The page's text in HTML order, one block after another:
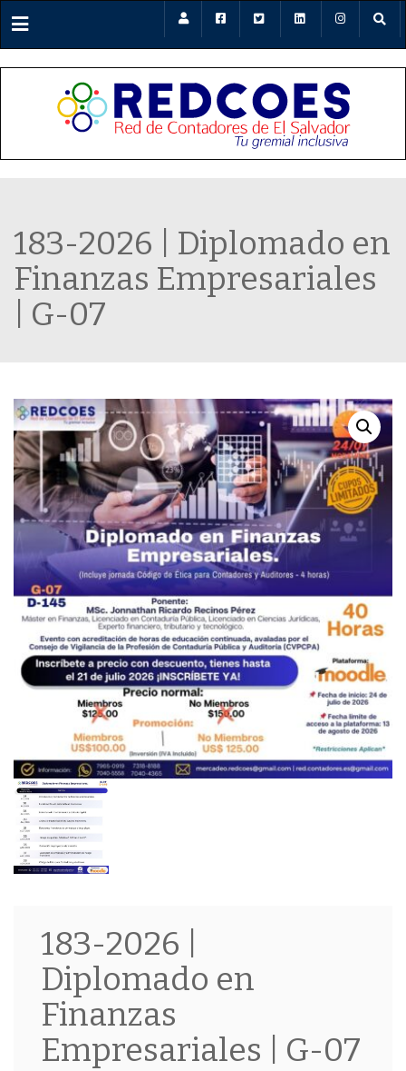
Menu
183-2026 | Diplomado en
Finanzas Empresariales
| G-07
183-2026 |
Diplomado en
Finanzas
Empresariales | G-07